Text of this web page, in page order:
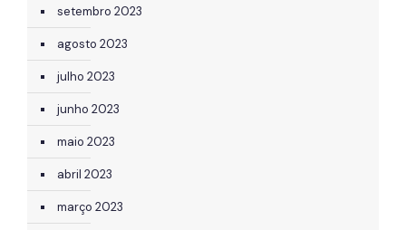
setembro 2023
agosto 2023
julho 2023
junho 2023
maio 2023
abril 2023
março 2023